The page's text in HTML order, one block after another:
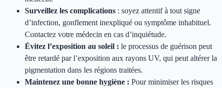
Surveillez les complications : soyez attentif à tout signe
d’infection, gonflement inexpliqué ou symptôme inhabituel.
Contactez votre médecin en cas d’inquiétude.
Évitez l’exposition au soleil : le processus de guérison peut
être retardé par l’exposition aux rayons UV, qui peut altérer la
pigmentation dans les régions traitées.
Maintenez une bonne hygiène : Pour minimiser les risques